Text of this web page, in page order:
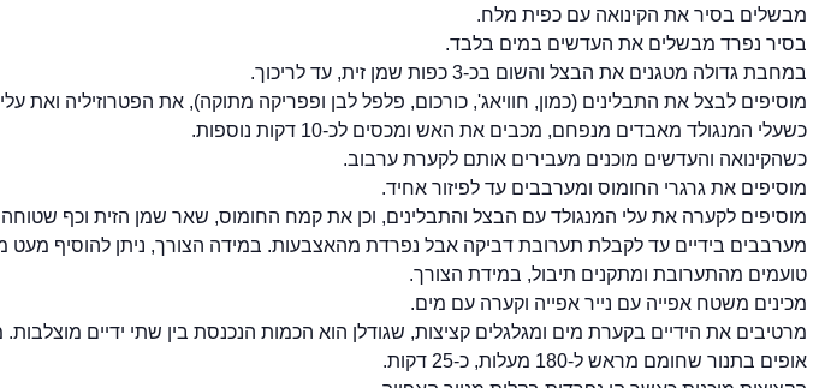
מבשלים בסיר את הקינואה עם כפית מלח.
בסיר נפרד מבשלים את העדשים במים בלבד.
במחבת גדולה מטגנים את הבצל והשום בכ-3 כפות שמן זית, עד לריכוך.
מוסיפים לבצל את התבלינים (כמון, חוויאג', כורכום, פלפל לבן ופפריקה מתוקה), את הפטרוזיליה ואת
כשעלי המנגולד מאבדים מנפחם, מכבים את האש ומכסים לכ-10 דקות נוספות.
כשהקינואה והעדשים מוכנים מעבירים אותם לקערת ערבוב.
מוסיפים את גרגרי החומוס ומערבבים עד לפיזור אחיד.
מוסיפים לקערה את עלי המנגולד עם הבצל והתבלינים, וכן את קמח החומוס, שאר שמן הזית וכף
מערבבים בידיים עד לקבלת תערובת דביקה אבל נפרדת מהאצבעות. במידה הצורך, ניתן להוסיף מעט
טועמים מהתערובת ומתקנים תיבול, במידת הצורך.
מכינים משטח אפייה עם נייר אפייה וקערה עם מים.
מרטיבים את הידיים בקערת מים ומגלגלים קציצות, שגודלן הוא הכמות הנכנסת בין שתי ידיים מוצלבות.
אופים בתנור שחומם מראש ל-180 מעלות, כ-25 דקות.